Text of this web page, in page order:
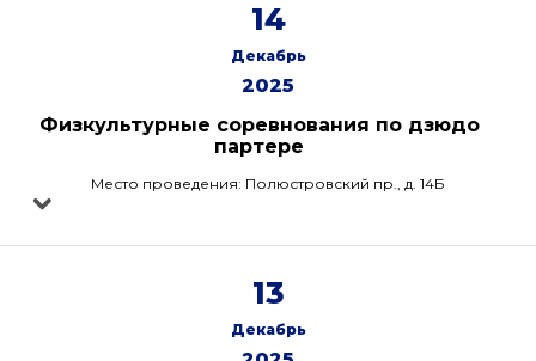
14
Декабрь
2025
Физкультурные соревнования по дзюдо
партере
Место проведения: Полюстровский пр., д. 14Б
13
Декабрь